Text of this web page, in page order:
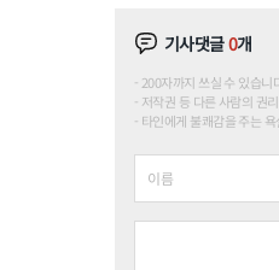
기사댓글0개
200자까지 쓰실 수 있습
저작권 등 다른 사람의 권
타인에게 불쾌감을 주는